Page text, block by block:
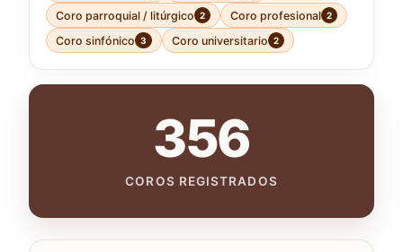
Coro parroquial / litúrgico 2 Coro profesional 2
Coro sinfónico 3 Coro universitario 2
356
COROS REGISTRADOS